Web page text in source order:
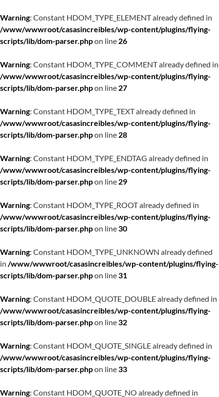
Warning: Constant HDOM_TYPE_ELEMENT already defined in
/www/wwwroot/casasincreibles/wp-content/plugins/flying-
scripts/lib/dom-parser.phpon line 26
Warning: Constant HDOM_TYPE_COMMENT already defined in
/www/wwwroot/casasincreibles/wp-content/plugins/flying-
scripts/lib/dom-parser.phpon line 27
Warning: Constant HDOM_TYPE_TEXT already defined in
/www/wwwroot/casasincreibles/wp-content/plugins/flying-
scripts/lib/dom-parser.phpon line 28
Warning: Constant HDOM_TYPE_ENDTAG already defined in
/www/wwwroot/casasincreibles/wp-content/plugins/flying-
scripts/lib/dom-parser.phpon line 29
Warning: Constant HDOM_TYPE_ROOT already defined in
/www/wwwroot/casasincreibles/wp-content/plugins/flying-
scripts/lib/dom-parser.phpon line30
Warning: Constant HDOM_TYPE_UNKNOWN already defined
in /www/wwwroot/casasincreibles/wp-content/plugins/flying-
scripts/lib/dom-parser.phpon line31
Warning: Constant HDOM_QUOTE_DOUBLE already defined in
/www/wwwroot/casasincreibles/wp-content/plugins/flying-
scripts/lib/dom-parser.phpon line32
Warning: Constant HDOM_QUOTE_SINGLE already defined in
/www/wwwroot/casasincreibles/wp-content/plugins/flying-
scripts/lib/dom-parser.phpon line33
Warning: Constant HDOM_QUOTE_NO already defined in